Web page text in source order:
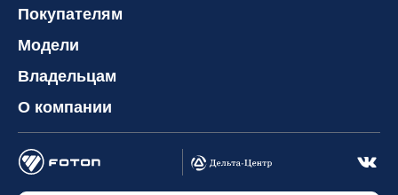
Покупателям
Модели
Владельцам
О компании